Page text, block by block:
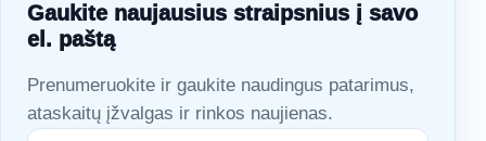
Gaukite naujausius straipsnius į savo
el. paštą
Prenumeruokite ir gaukite naudingus patarimus,
ataskaitų įžvalgas ir rinkos naujienas.